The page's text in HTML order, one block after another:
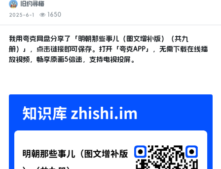
旧约寻梅
2025-6-1 1650
我用夸克网盘分享了「明朝那些事儿（图文增补版）（共九
册）」，点击链接即可保存。打开「夸克APP」，无需下载在线播
放视频，畅享原画5倍速，支持电视投屏。